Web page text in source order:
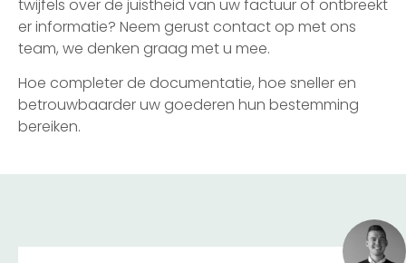
twijfels over de juistheid van uw factuur of ontbreekt
er informatie? Neem gerust contact op met ons
team, we denken graag met u mee.
Hoe completer de documentatie, hoe sneller en
betrouwbaarder uw goederen hun bestemming
bereiken.